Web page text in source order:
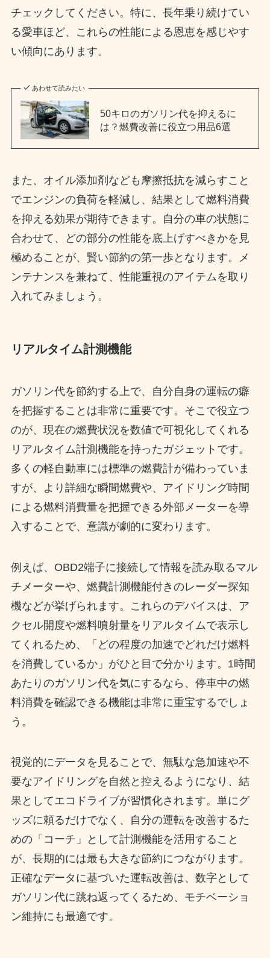
チェックしてください。特に、長年乗り続けてい
る愛車ほど、これらの性能による恩恵を感じやす
い傾向にあります。
あわせて読みたい
50キロのガソリン代を抑えるに
は？燃費改善に役立つ用品6選
また、オイル添加剤なども摩擦抵抗を減らすこと
でエンジンの負荷を軽減し、結果として燃料消費
を抑える効果が期待できます。自分の車の状態に
合わせて、どの部分の性能を底上げすべきかを見
極めることが、賢い節約の第一歩となります。メ
ンテナンスを兼ねて、性能重視のアイテムを取り
入れてみましょう。
リアルタイム計測機能
ガソリン代を節約する上で、自分自身の運転の癖
を把握することは非常に重要です。そこで役立つ
のが、現在の燃費状況を数値で可視化してくれる
リアルタイム計測機能を持ったガジェットです。
多くの軽自動車には標準の燃費計が備わっていま
すが、より詳細な瞬間燃費や、アイドリング時間
による燃料消費量を把握できる外部メーターを導
入することで、意識が劇的に変わります。
例えば、OBD2端子に接続して情報を読み取るマル
チメーターや、燃費計測機能付きのレーダー探知
機などが挙げられます。これらのデバイスは、ア
クセル開度や燃料噴射量をリアルタイムで表示し
てくれるため、「どの程度の加速でどれだけ燃料
を消費しているか」がひと目で分かります。1時間
あたりのガソリン代を気にするなら、停車中の燃
料消費を確認できる機能は非常に重宝するでしょ
う。
視覚的にデータを見ることで、無駄な急加速や不
要なアイドリングを自然と控えるようになり、結
果としてエコドライブが習慣化されます。単にグ
ッズに頼るだけでなく、自分の運転を改善するた
めの「コーチ」として計測機能を活用すること
が、長期的には最も大きな節約につながります。
正確なデータに基づいた運転改善は、数字として
ガソリン代に跳ね返ってくるため、モチベーショ
ン維持にも最適です。